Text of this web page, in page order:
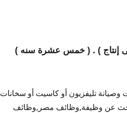
إنتاج ) . ( خمس عشرة سنه )
وصيانة تليفزيون أو كاسيت أو سخانات
عن وظيفة,وظائف مصر,وظائف